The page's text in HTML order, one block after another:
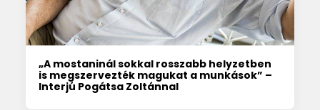
„A mostaninál sokkal rosszabb helyzetben
is megszervezték magukat a munkások” –
Interjú Pogátsa Zoltánnal